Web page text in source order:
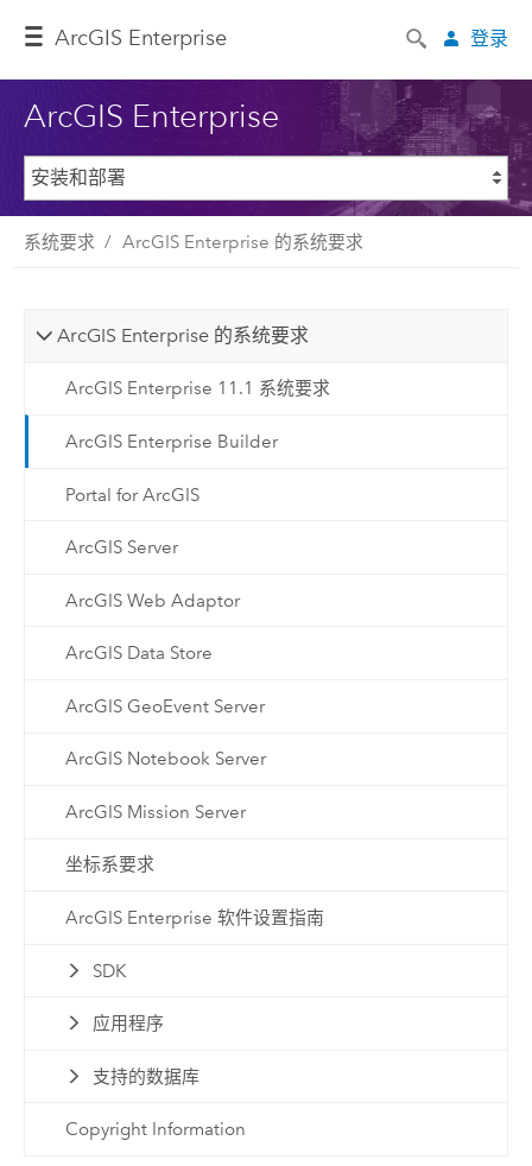
ArcGIS Enterprise 登录
ArcGIS Enterprise
系统要求 ArcGIS Enterprise 的系统要求
ArcGIS Enterprise 的系统要求
ArcGIS Enterprise 11.1 系统要求
ArcGIS Enterprise Builder
Portal for ArcGIS
ArcGIS Server
ArcGIS Web Adaptor
ArcGIS Data Store
ArcGIS GeoEvent Server
ArcGIS Notebook Server
ArcGIS Mission Server
坐标系要求
ArcGIS Enterprise 软件设置指南
SDK
应用程序
支持的数据库
Copyright Information